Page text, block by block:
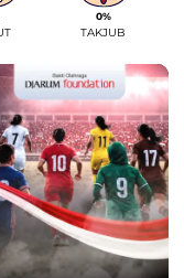
0%
TAKJUB